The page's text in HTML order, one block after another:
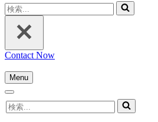
検
索...
Contact Now
Menu
ナ
ゲ
ナ
ビ
検
索...